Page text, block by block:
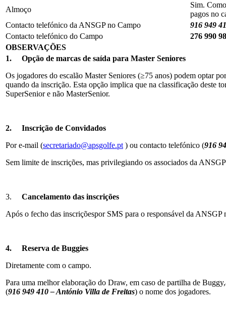
Almoço
Sim.
pagos no
Contacto telefónico da ANSGP no Campo
916 949
Contacto telefónico do Campo
276 990
OBSERVAÇÕES
1. Opção de marcas de saída para Master Seniores
Os jogadores do escalão Master Seniores (≥75 anos) podem optar
quando da inscrição. Esta opção implica que na classificação deste
SuperSenior e não MasterSenior.
2. Inscrição de Convidados
Por e-mail (secretariado@apsgolfe.pt ) ou contacto telefónico (916
Sem limite de inscrições, mas privilegiando os associados da
3. Cancelamento das inscrições
Após o fecho das inscriçõespor SMS para o responsável da ANSGP
4. Reserva de Buggies
Diretamente com o campo.
Para uma melhor elaboração do Draw, em caso de partilha de
(916 949 410 – António Villa de Freitas) o nome dos jogadores.